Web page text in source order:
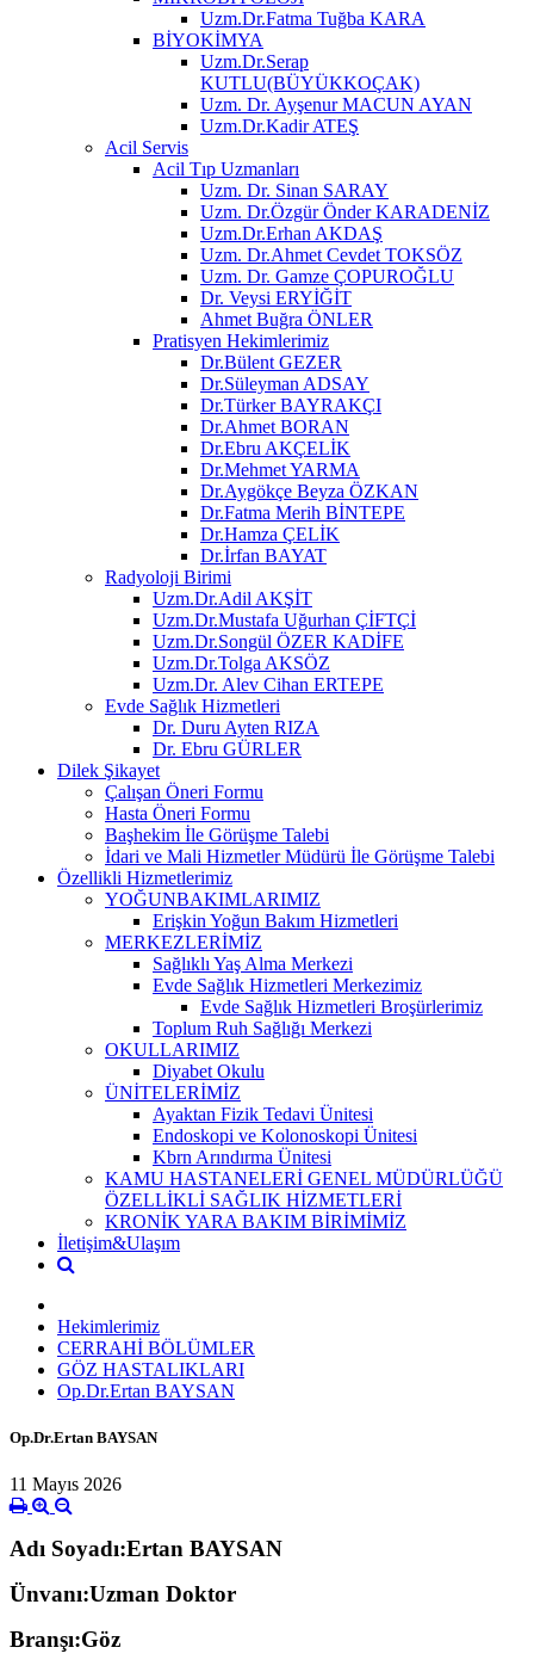
Uzm.Dr.Fatma Tuğba KARA
BİYOKİMYA
Uzm.Dr.Serap
KUTLU(BÜYÜKKOÇAK)
Uzm. Dr. Ayşenur MACUN AYAN
Uzm.Dr.Kadir ATEŞ
Acil Servis
Acil Tıp Uzmanları
Uzm. Dr. Sinan SARAY
Uzm. Dr.Özgür Önder KARADENİZ
Uzm.Dr.Erhan AKDAŞ
Uzm. Dr.Ahmet Cevdet TOKSÖZ
Uzm. Dr. Gamze ÇOPUROĞLU
Dr. Veysi ERYİĞİT
Ahmet Buğra ÖNLER
Pratisyen Hekimlerimiz
Dr.Bülent GEZER
Dr.Süleyman ADSAY
Dr.Türker BAYRAKÇI
Dr.Ahmet BORAN
Dr.Ebru AKÇELİK
Dr.Mehmet YARMA
Dr.Aygökçe Beyza ÖZKAN
Dr.Fatma Merih BİNTEPE
Dr.Hamza ÇELİK
Dr.İrfan BAYAT
Radyoloji Birimi
Uzm.Dr.Adil AKŞİT
Uzm.Dr.Mustafa Uğurhan ÇİFTÇİ
Uzm.Dr.Songül ÖZER KADİFE
Uzm.Dr.Tolga AKSÖZ
Uzm.Dr. Alev Cihan ERTEPE
Evde Sağlık Hizmetleri
Dr. Duru Ayten RIZA
Dr. Ebru GÜRLER
Dilek Şikayet
Çalışan Öneri Formu
Hasta Öneri Formu
Başhekim İle Görüşme Talebi
İdari ve Mali Hizmetler Müdürü İle Görüşme Talebi
Özellikli Hizmetlerimiz
YOĞUNBAKIMLARIMIZ
Erişkin Yoğun Bakım Hizmetleri
MERKEZLERİMİZ
Sağlıklı Yaş Alma Merkezi
Evde Sağlık Hizmetleri Merkezimiz
Evde Sağlık Hizmetleri Broşürlerimiz
Toplum Ruh Sağlığı Merkezi
OKULLARIMIZ
Diyabet Okulu
ÜNİTELERİMİZ
Ayaktan Fizik Tedavi Ünitesi
Endoskopi ve Kolonoskopi Ünitesi
Kbrn Arındırma Ünitesi
KAMU HASTANELERİ GENEL MÜDÜRLÜĞÜ
ÖZELLİKLİ SAĞLIK HİZMETLERİ
KRONİK YARA BAKIM BİRİMİMİZ
İletişim&Ulaşım
Hekimlerimiz
CERRAHİ BÖLÜMLER
GÖZ HASTALIKLARI
Op.Dr.Ertan BAYSAN
Op.Dr.Ertan BAYSAN
11 Mayıs 2026
Adı Soyadı:Ertan BAYSAN
Ünvanı:Uzman Doktor
Branşı:Göz